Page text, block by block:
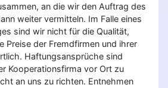
an die wir den Auftrag des
weiter vermitteln. Im Falle eines
sind wir nicht für die Qualität,
Preise der Fremdfirmen und ihrer
Haftungsansprüche sind
Kooperationsfirma vor Ort zu
an uns zu richten. Entnehmen